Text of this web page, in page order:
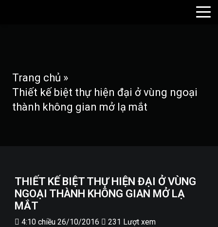
Trang chủ »
Thiết kế biệt thự hiện đại ở vùng ngoại
thành không gian mở lạ mắt
THIẾT KẾ BIỆT THỰ HIỆN ĐẠI Ở VÙNG
NGOẠI THÀNH KHÔNG GIAN MỞ LẠ
MẮT
4:10 chiều 26/10/2016 231 Lượt xem